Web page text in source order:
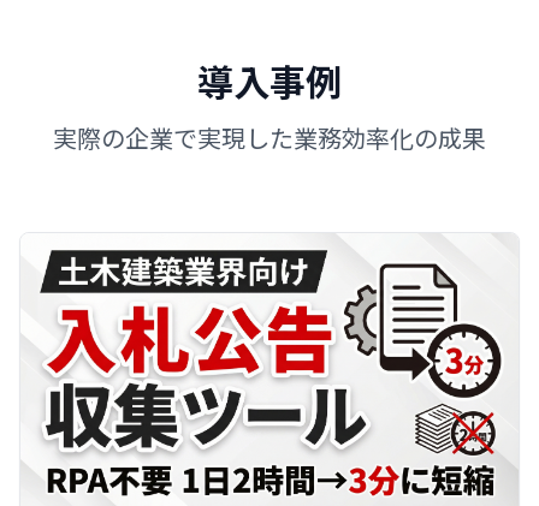
導入事例
実際の企業で実現した業務効率化の成果